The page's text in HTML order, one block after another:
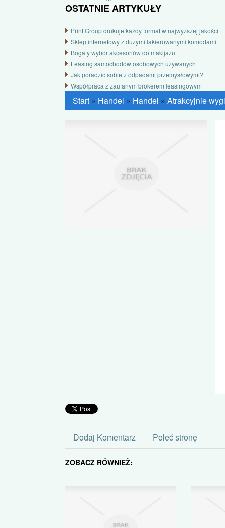
OSTATNIE ARTYKUŁY
Print Group drukuje każdy format w najwyższej jakości
Sklep internetowy z duzymi lakierowanymi komodami
Bogaty wybór akcesoriów do makijażu
Leasing samochodów osobowych używanych
Jak poradzić sobie z odpadami przemysłowymi?
Współpraca z zaufanym brokerem leasingowym
Start » Handel » Handel » Atrakcyjnie
Dodaj Komentarz Poleć stronę
ZOBACZ RÓWNIEŻ: